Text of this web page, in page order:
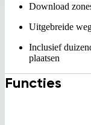
Download
Uitgebreide
Inclusief
plaatsen
Functies